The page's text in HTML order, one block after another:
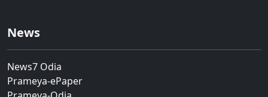
News
News7 Odia
Prameya-ePaper